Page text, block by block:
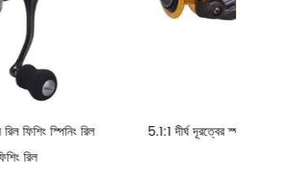
5.1:1 দীর্ঘ দূরত্বের স্পুল মেটাল ফিশিং রিল